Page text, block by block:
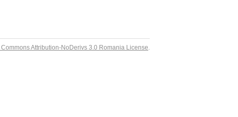
Attribution-NoDerivs 3.0 Romania License.